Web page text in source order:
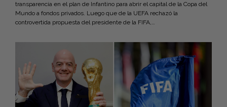
transparencia en el plan de Infantino para abrir el capital de la Copa del
Mundo a fondos privados. Luego que de la UEFA rechazó la
controvertida propuesta del presidente de la FIFA,…